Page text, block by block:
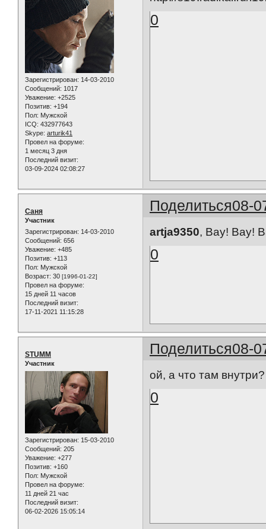
Зарегистрирован: 14-03-2010
Сообщений: 1017
Уважение: +2525
Позитив: +194
Пол: Мужской
ICQ: 432977643
Skype: arturik41
Провел на форуме:
1 месяц 3 дня
Последний визит:
03-09-2024 02:08:27
0
Поделиться08-
Саня
Участник
Зарегистрирован: 14-03-2010
Сообщений: 656
Уважение: +485
Позитив: +113
Пол: Мужской
Возраст: 30 [1996-01-22]
Провел на форуме:
15 дней 11 часов
Последний визит:
17-11-2021 11:15:28
artja9350, Вау! Вау!
0
Поделиться08-
STUMM
Участник
Зарегистрирован: 15-03-2010
Сообщений: 205
Уважение: +277
Позитив: +160
Пол: Мужской
Провел на форуме:
11 дней 21 час
Последний визит:
06-02-2026 15:05:14
ой, а что там
0